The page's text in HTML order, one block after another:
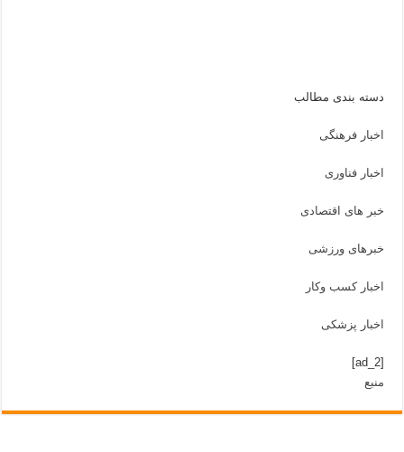
دسته بندی مطالب
اخبار فرهنگی
اخبار فناوری
خبر های اقتصادی
خبرهای ورزشی
اخبار کسب وکار
اخبار پزشکی
[ad_2]
منبع